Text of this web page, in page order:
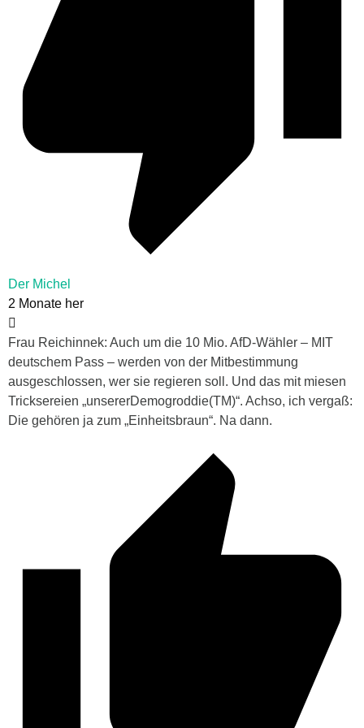
Der Michel
2 Monate her
Frau Reichinnek: Auch um die 10 Mio. AfD-Wähler – MIT
deutschem Pass – werden von der Mitbestimmung
ausgeschlossen, wer sie regieren soll. Und das mit miesen
Tricksereien „unsererDemogroddie(TM)“. Achso, ich vergaß:
Die gehören ja zum „Einheitsbraun“. Na dann.